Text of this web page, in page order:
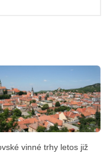
vinné trhy letos již